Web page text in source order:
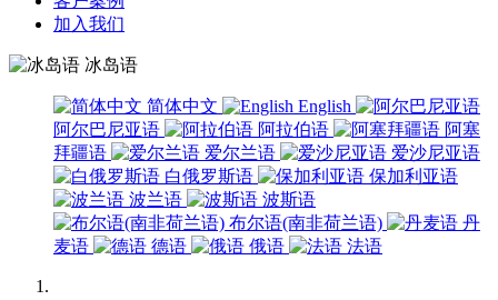
加入我们
冰岛语
简体中文
English
阿尔巴尼亚语
阿拉伯语
阿塞
拜疆语
爱尔兰语
爱沙尼亚语
白俄罗斯语
保加利亚语
波兰语
波斯语
布尔语(南非荷兰语)
丹
麦语
德语 俄语 法语